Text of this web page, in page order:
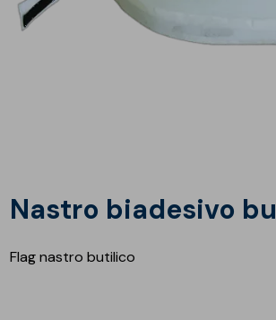
Nastro biadesivo
Flag nastro butilico